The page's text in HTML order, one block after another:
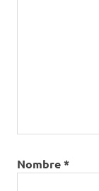
Proyecto de
Nombre*